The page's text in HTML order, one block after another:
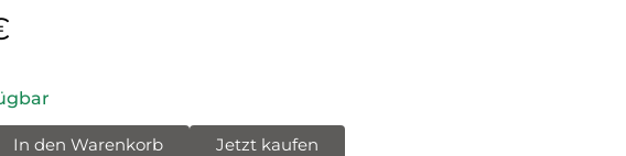
In den Warenkorb Jetzt kaufen